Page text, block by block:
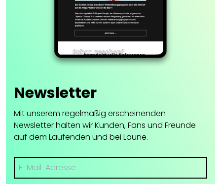
Newsletter
Mit unserem regelmäßig erscheinenden
Newsletter halten wir Kunden, Fans und Freunde
auf dem Laufenden und bei Laune.